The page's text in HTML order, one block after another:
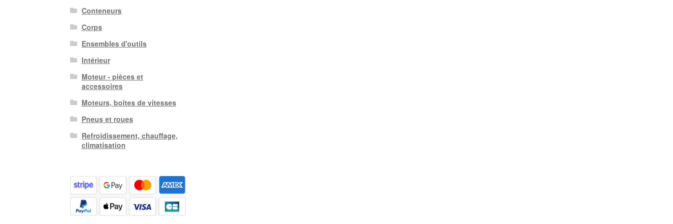
Conteneurs
Corps
Ensembles d'outils
Intérieur
Moteur - pièces et
accessoires
Moteurs, boîtes de vitesses
Pneus et roues
Refroidissement, chauffage,
climatisation